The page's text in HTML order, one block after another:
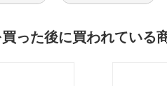
った後に買われている